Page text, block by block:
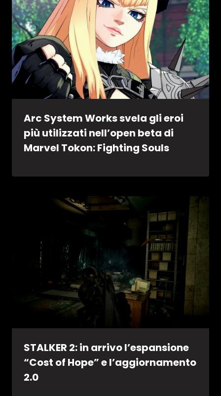
Arc System Works svela gli eroi
più utilizzati nell’open beta di
Marvel Tokon: Fighting Souls
STALKER 2: in arrivo l’espansione
“Cost of Hope” e l’aggiornamento
2.0